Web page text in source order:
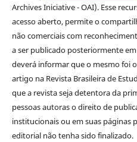
Archives Iniciative- OAI). Esse
acesso aberto, permite o
não comerciais com
a ser publicado posteriormente
deverá informar que o mesmo foi
artigo na Revista Brasileira de
que a revista seja detentora da
pessoas autoraso direito de
institucionais ou em suas páginas
editorial não tenha sido finalizado.